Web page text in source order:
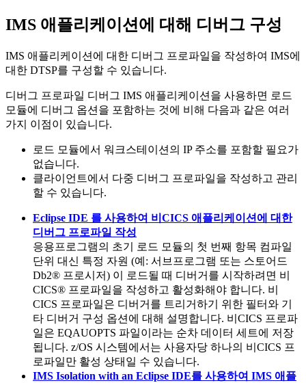
IMS 애플리케이션에 대해 디버그 구성
IMS 애플리케이션에 대한 디버그 프로파일을 작성하여 IMS에
대한 DTSP를 구성할 수 있습니다.
디버그 프로파일 디버그 IMS 애플리케이션을 사용하면 로드
모듈에 디버그 옵션을 포함하는 것에 비해 다음과 같은 여러
가지 이점이 있습니다.
로드 모듈에서 워크스테이션의 IP 주소를 포함할 필요가
없습니다.
클라이언트에서 다중 디버그 프로파일을 작성하고 관리
할 수 있습니다.
Eclipse IDE 를 사용하여 비CICS 애플리케이션에 대한
디버그 프로파일 작성
응용프로그램의 초기 로드 모듈의 첫 번째 항목 컴파일
단위 대신 특정 자원 (예: 서브프로그램 또는 스토어드
Db2® 프로시저) 이 로드될 때 디버거를 시작하려면 비
CICS® 프로파일을 작성하고 활성화해야 합니다. 비
CICS 프로파일은 디버거를 트리거하기 위한 필터와 기
타 디버거 구성 옵션에 대해 설명합니다. 비CICS 프로파
일은 EQAUOPTS 파일이라는 순차 데이터 세트에 저장
됩니다. z/OS 시스템에서는 사용자당 하나의 비CICS 프
로파일만 활성 상태일 수 있습니다.
IMS Isolation with an Eclipse IDE를 사용하여 IMS 애플